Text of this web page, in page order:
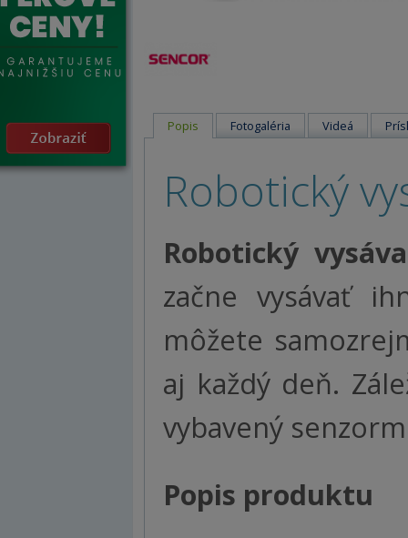
Popis Fotogaléria Videá
Robotický
Robotický
začne vysávať
môžete
aj každý deň.
vybavený
Popis produktu